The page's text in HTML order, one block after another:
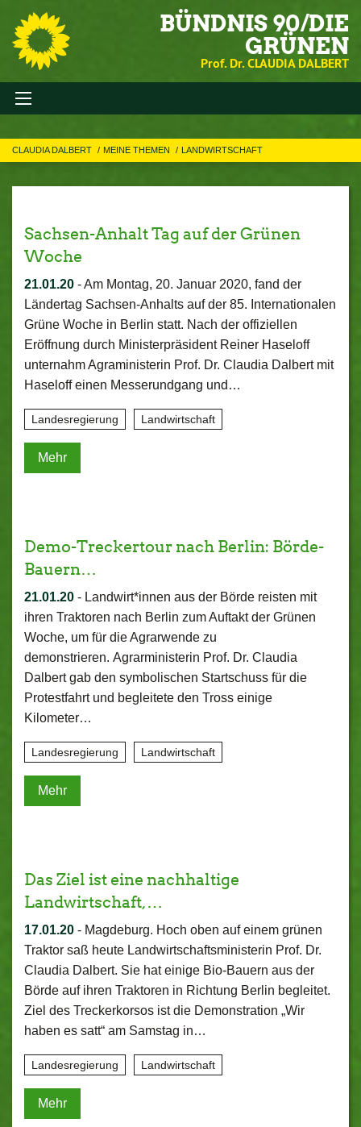
BÜNDNIS 90/DIE
GRÜNEN
Prof. Dr. CLAUDIA DALBERT
CLAUDIA DALBERT MEINE THEMEN LANDWIRTSCHAFT
Sachsen-Anhalt Tag auf der Grünen
Woche
21.01.20 -Am Montag, 20. Januar 2020, fand der
Ländertag Sachsen-Anhalts auf der 85. Internationalen
Grüne Woche in Berlin statt. Nach der offiziellen
Eröffnung durch Ministerpräsident Reiner Haseloff
unternahm Agraministerin Prof. Dr. Claudia Dalbert mit
Haseloff einen Messerundgang und…
Landesregierung Landwirtschaft
Mehr
Demo-Treckertour nach Berlin: Börde-
Bauern…
21.01.20 - Landwirt*innen aus der Börde reisten mit
ihren Traktoren nach Berlin zum Auftakt der Grünen
Woche, um für die Agrarwende zu
demonstrieren. Agrarministerin Prof. Dr. Claudia
Dalbert gab den symbolischen Startschuss für die
Protestfahrt und begleitete den Tross einige
Kilometer…
Landesregierung Landwirtschaft
Mehr
Das Ziel ist eine nachhaltige
Landwirtschaft,…
17.01.20 - Magdeburg. Hoch oben auf einem grünen
Traktor saß heute Landwirtschaftsministerin Prof. Dr.
Claudia Dalbert. Sie hat einige Bio-Bauern aus der
Börde auf ihren Traktoren in Richtung Berlin begleitet.
Ziel des Treckerkorsos ist die Demonstration „Wir
haben es satt“ am Samstag in…
Landesregierung Landwirtschaft
Mehr